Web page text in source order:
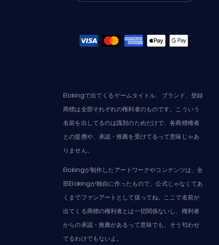
Elokingで出てくるゲームタイトル、ブランド、登録
商標は全部それぞれの権利者のものです。こういう
名前を出してるのは識別のためだけで、各商標権者
との提携や、承認・推薦を受けてるって意味じゃあ
りません。
Elokingが制作したアートワークやコンテンツは、全
部Elokingが独自に作ったもので、公式じゃなくてあ
くまでファンアートとして扱ってね。ここで名前が
出てくる商標の権利者とは一切関係ないし、権利者
からの承認・推薦があるって意味でも、そう匂わせ
てるわけでもないよ。